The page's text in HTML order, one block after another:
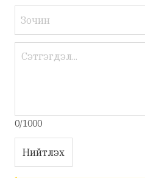
0/1000
Нийтлэх